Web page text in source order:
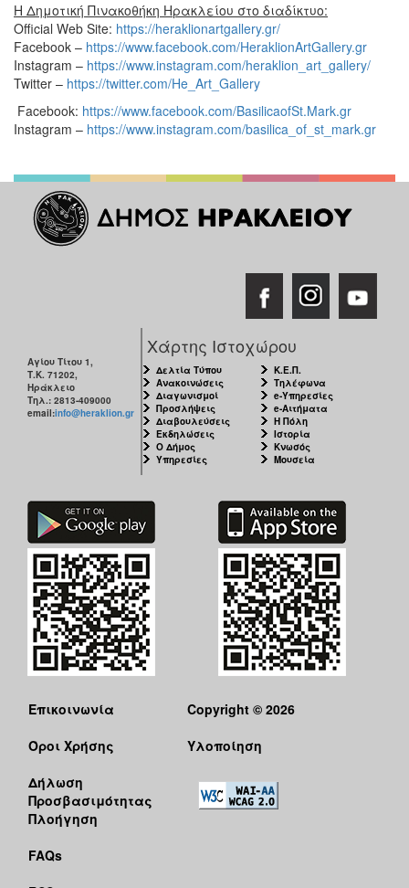
Η Δημοτική Πινακοθήκη Ηρακλείου στο διαδίκτυο:
Official Web Site: https://heraklionartgallery.gr/
Facebook – https://www.facebook.com/HeraklionArtGallery.gr
Instagram – https://www.instagram.com/heraklion_art_gallery/
Twitter – https://twitter.com/He_Art_Gallery
Facebook: https://www.facebook.com/BasilicaofSt.Mark.gr
Instagram – https://www.instagram.com/basilica_of_st_mark.gr
Αγίου Τίτου 1,
Τ.Κ. 71202,
Ηράκλειο
Τηλ.: 2813-409000
email:info@heraklion.gr
Χάρτης Ιστοχώρου
Δελτία Τύπου
Ανακοινώσεις
Διαγωνισμοί
Προσλήψεις
Διαβουλεύσεις
Εκδηλώσεις
Ο Δήμος
Υπηρεσίες
Κ.Ε.Π.
Τηλέφωνα
e-Υπηρεσίες
e-Αιτήματα
Η Πόλη
Ιστορία
Κνωσός
Μουσεία
Επικοινωνία
Όροι Χρήσης
Δήλωση
Προσβασιμότητας
Πλοήγηση
FAQs
Copyright © 2026
Υλοποίηση